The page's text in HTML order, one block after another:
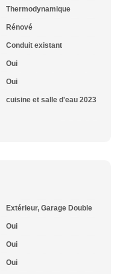
Thermodynamique
Rénové
Conduit existant
Oui
Oui
cuisine et salle d'eau 2023
Extérieur, Garage Double
Oui
Oui
Oui